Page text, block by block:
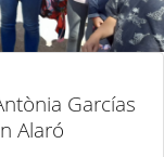
Garcías
Alaró